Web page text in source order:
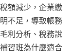
額減少，企業繳
不足，導致帳務
利分析、稅務說
習班為什麼適合